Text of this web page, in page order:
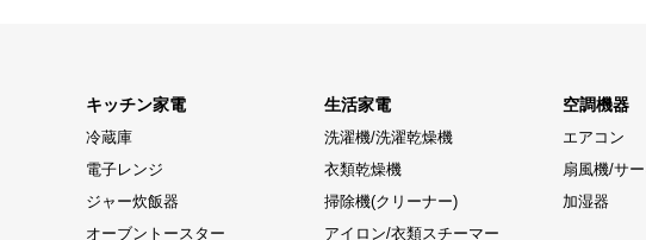
キッチン家電
冷蔵庫
電子レンジ
ジャー炊飯器
オーブントースター
生活家電
洗濯機/洗濯乾燥機
衣類乾燥機
掃除機(クリーナー)
アイロン/衣類スチーマー
空調機器
エアコン
扇風機/サ
加湿器